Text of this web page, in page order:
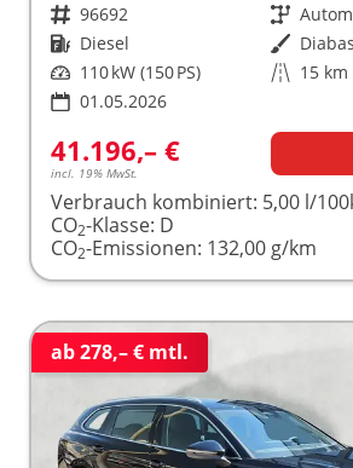
Fahrzeugnr. 96692 Getriebe
Kraftstoff Diesel Außenfarbe
Leistung 110 kW (150 PS) Kilometerstand 15 km
01.05.2026
41.196,– €
incl. 19% MwSt.
Verbrauch kombiniert: 5,00 l/
CO2-Klasse: D
CO2-Emissionen: 132,00 g/km
ab 278,– € mtl.